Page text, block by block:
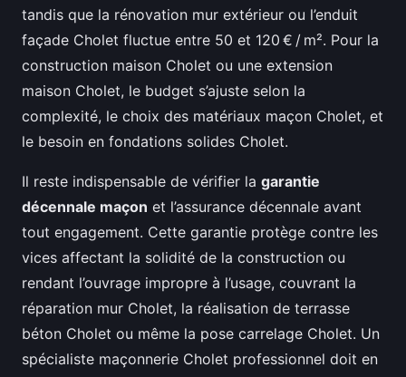
tandis que la rénovation mur extérieur ou l’enduit
façade Cholet fluctue entre 50 et 120 € / m². Pour la
construction maison Cholet ou une extension
maison Cholet, le budget s’ajuste selon la
complexité, le choix des matériaux maçon Cholet, et
le besoin en fondations solides Cholet.
Il reste indispensable de vérifier la garantie
décennale maçon et l’assurance décennale avant
tout engagement. Cette garantie protège contre les
vices affectant la solidité de la construction ou
rendant l’ouvrage impropre à l’usage, couvrant la
réparation mur Cholet, la réalisation de terrasse
béton Cholet ou même la pose carrelage Cholet. Un
spécialiste maçonnerie Cholet professionnel doit en